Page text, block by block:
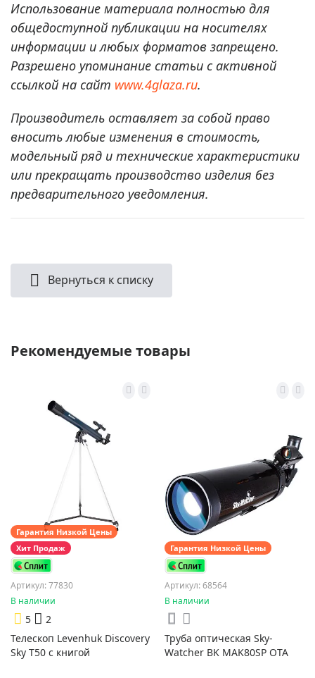
Использование материала полностью для
общедоступной публикации на носителях
информации и любых форматов запрещено.
Разрешено упоминание статьи с активной
ссылкой на сайт www.4glaza.ru.
Производитель оставляет за собой право
вносить любые изменения в стоимость,
модельный ряд и технические характеристики
или прекращать производство изделия без
предварительного уведомления.
Вернуться к списку
Рекомендуемые товары
Гарантия Низкой Цены
Хит Продаж
Артикул: 77830
В наличии
5
2
Телескоп Levenhuk Discovery
Sky T50 с книгой
Гарантия Низкой Цены
Артикул: 68564
В наличии
Труба оптическая Sky-
Watcher BK MAK80SP OTA